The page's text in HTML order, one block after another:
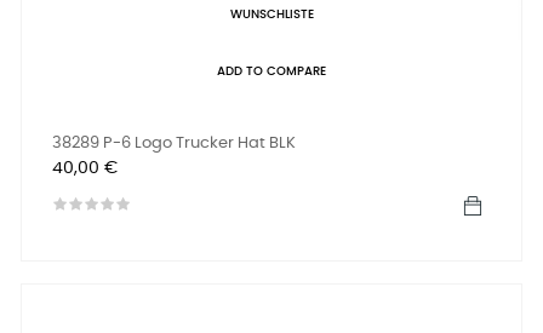
WUNSCHLISTE
ADD TO COMPARE
38289 P-6 Logo Trucker Hat BLK
Preis
40,00 €